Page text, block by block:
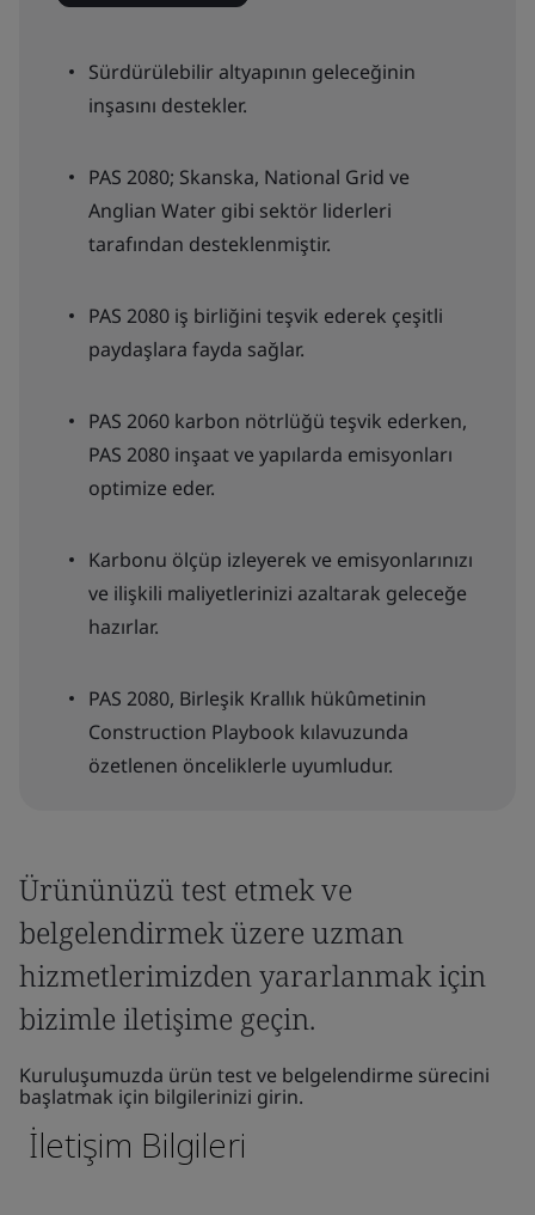
Sürdürülebilir altyapının geleceğinin
inşasını destekler.
PAS 2080; Skanska, National Grid ve
Anglian Water gibi sektör liderleri
tarafından desteklenmiştir.
PAS 2080 iş birliğini teşvik ederek çeşitli
paydaşlara fayda sağlar.
PAS 2060 karbon nötrlüğü teşvik ederken,
PAS 2080 inşaat ve yapılarda emisyonları
optimize eder.
Karbonu ölçüp izleyerek ve emisyonlarınızı
ve ilişkili maliyetlerinizi azaltarak geleceğe
hazırlar.
PAS 2080, Birleşik Krallık hükûmetinin
Construction Playbook kılavuzunda
özetlenen önceliklerle uyumludur.
Ürününüzü test etmek ve
belgelendirmek üzere uzman
hizmetlerimizden yararlanmak için
bizimle iletişime geçin.
Kuruluşumuzda ürün test ve belgelendirme sürecini
başlatmak için bilgilerinizi girin.